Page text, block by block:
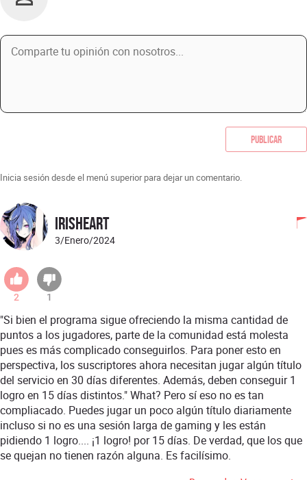
Publicar
Inicia sesión desde el menú superior para dejar un comentario.
IrisHeart
3/Enero/2024
2 1
"Si bien el programa sigue ofreciendo la misma cantidad de
puntos a los jugadores, parte de la comunidad está molesta
pues es más complicado conseguirlos. Para poner esto en
perspectiva, los suscriptores ahora necesitan jugar algún título
del servicio en 30 días diferentes. Además, deben conseguir 1
logro en 15 días distintos." What? Pero sí eso no es tan
compliacado. Puedes jugar un poco algún título diariamente
incluso si no es una sesión larga de gaming y les están
pidiendo 1 logro.... ¡1 logro! por 15 días. De verdad, que los que
se quejan no tienen razón alguna. Es facilísimo.